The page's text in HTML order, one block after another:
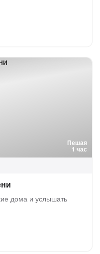
Пешая
1 час
дома и услышать